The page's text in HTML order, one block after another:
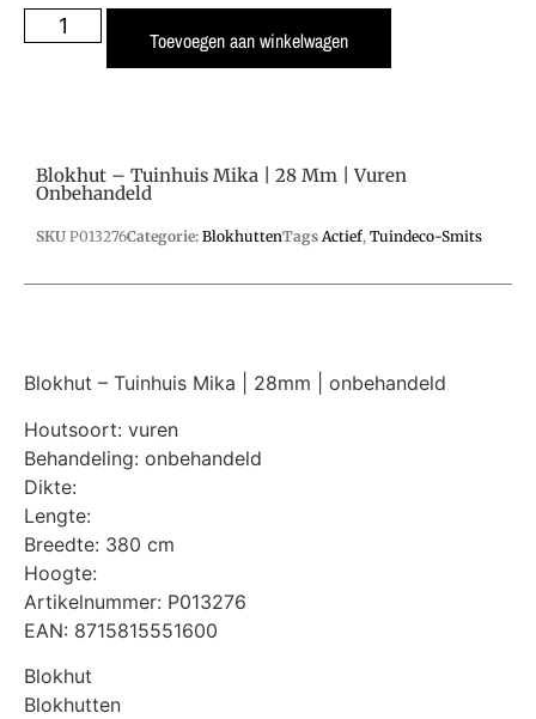
Toevoegen aan winkelwagen
Blokhut – Tuinhuis Mika | 28 Mm | Vuren
Onbehandeld
SKU P013276Categorie: BlokhuttenTags Actief, Tuindeco-Smits
Blokhut – Tuinhuis Mika | 28mm | onbehandeld
Houtsoort: vuren
Behandeling: onbehandeld
Dikte:
Lengte:
Breedte: 380 cm
Hoogte:
Artikelnummer: P013276
EAN: 8715815551600
Blokhut
Blokhutten